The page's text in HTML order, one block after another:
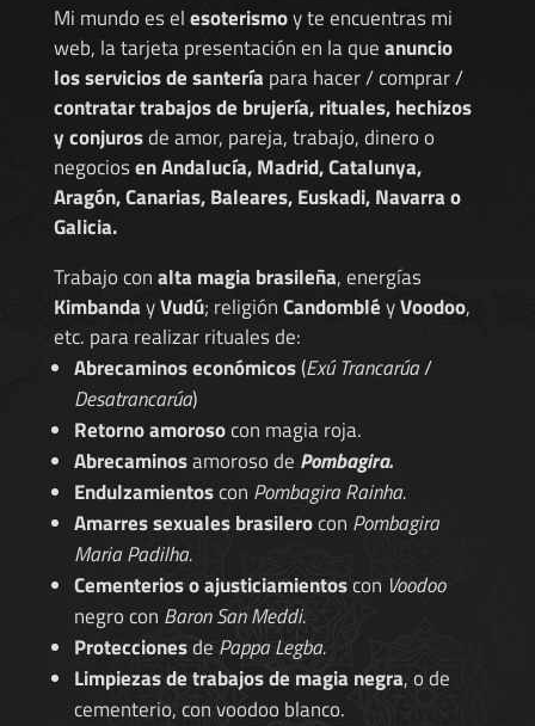
Mi mundo es elesoterismoy te encuentras mi
web, la tarjeta presentación en la queanuncio
los servicios de santería para hacer / comprar /
contratar trabajos de brujería, rituales, hechizos
y conjurosde amor, pareja, trabajo, dinero o
negociosen Andalucía, Madrid, Catalunya,
Aragón, Canarias, Baleares, Euskadi, Navarra o
Galicia.
Trabajo conalta magia brasileña, energías
KimbandayVudú; religiónCandombléyVoodoo,
etc. para realizar rituales de:
Abrecaminos económicos(Exú Trancarúa/
Desatrancarúa)
Retorno amorosocon magia roja.
Abrecaminosamoroso de Pombagira.
Endulzamientoscon Pombagira Rainha.
Amarres sexuales brasilerocon Pombagira
Maria Padilha.
Cementerios o ajusticiamientoscon Voodoo
negro con Baron San Meddi.
Proteccionesde Pappa Legba.
Limpiezas de trabajos de magia negra, o de
cementerio, con voodoo blanco.